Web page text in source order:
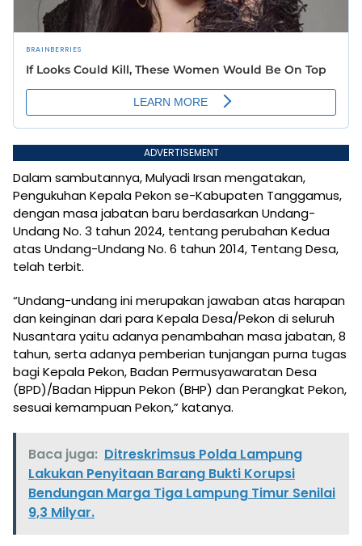
ADVERTISEMENT
Dalam sambutannya, Mulyadi Irsan mengatakan,
Pengukuhan Kepala Pekon se-Kabupaten Tanggamus,
dengan masa jabatan baru berdasarkan Undang-
Undang No. 3 tahun 2024, tentang perubahan Kedua
atas Undang-Undang No. 6 tahun 2014, Tentang Desa,
telah terbit.
“Undang-undang ini merupakan jawaban atas harapan
dan keinginan dari para Kepala Desa/Pekon di seluruh
Nusantara yaitu adanya penambahan masa jabatan, 8
tahun, serta adanya pemberian tunjangan purna tugas
bagi Kepala Pekon, Badan Permusyawaratan Desa
(BPD)/Badan Hippun Pekon (BHP) dan Perangkat Pekon,
sesuai kemampuan Pekon,” katanya.
Baca juga: Ditreskrimsus Polda Lampung
Lakukan Penyitaan Barang Bukti Korupsi
Bendungan Marga Tiga Lampung Timur Senilai
9,3 Milyar.